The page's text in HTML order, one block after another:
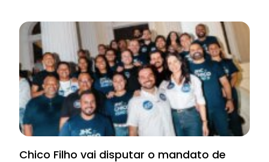
Chico Filho vai disputar o mandato de